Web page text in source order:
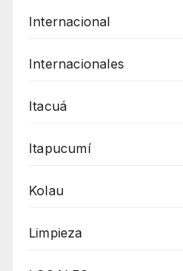
Internacional
Internacionales
Itacuá
Itapucumí
Kolau
Limpieza